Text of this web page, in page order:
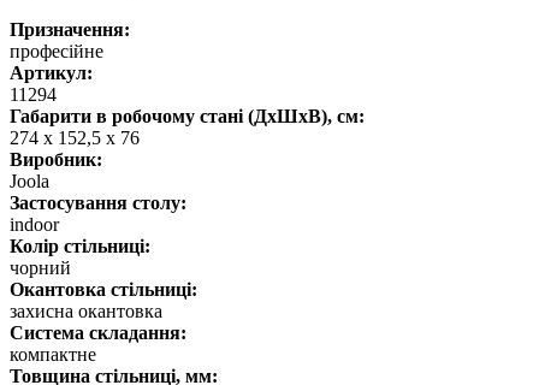
Призначення:
професійне
Артикул:
11294
Габарити в робочому стані (ДхШхВ), см:
274 x 152,5 x 76
Виробник:
Joola
Застосування столу:
indoor
Колір стільниці:
чорний
Окантовка стільниці:
захисна окантовка
Система складання:
компактне
Товщина стільниці, мм: